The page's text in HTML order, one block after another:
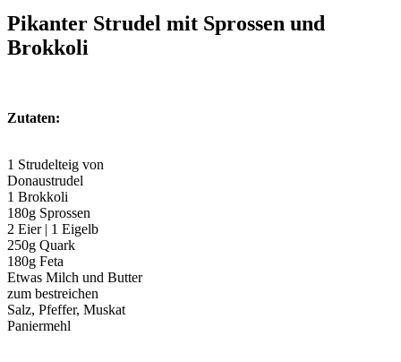
Pikanter Strudel mit Sprossen und
Brokkoli
Zutaten:
1 Strudelteig von
Donaustrudel
1 Brokkoli
180g Sprossen
2 Eier | 1 Eigelb
250g Quark
180g Feta
Etwas Milch und Butter
zum bestreichen
Salz, Pfeffer, Muskat
Paniermehl